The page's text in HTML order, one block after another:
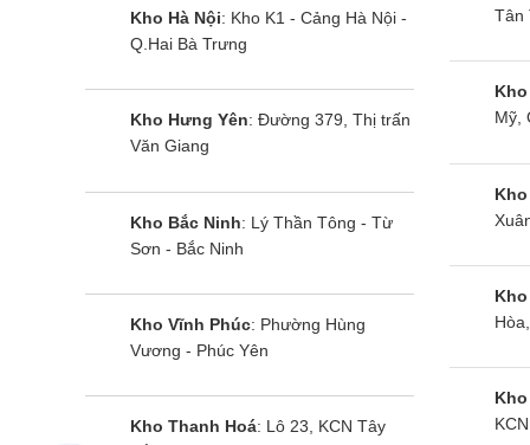
Độ
inch
Việc sở
trải
Hệ
Tất cả
Kho Hà Nội: Kho K1 - Cảng Hà Nội -
Q.Hai Bà Trưng
Kho Hưng Yên: Đường 379, Thị trấn
Văn Giang
Kho Bắc Ninh: Lý Thần Tông - Từ
Sơn - Bắc Ninh
Kho Vĩnh Phúc: Phường Hùng
Vương - Phúc Yên
Kho Thanh Hoá: Lô 23, KCN Tây
Tân
Kho
Mỹ,
Kho